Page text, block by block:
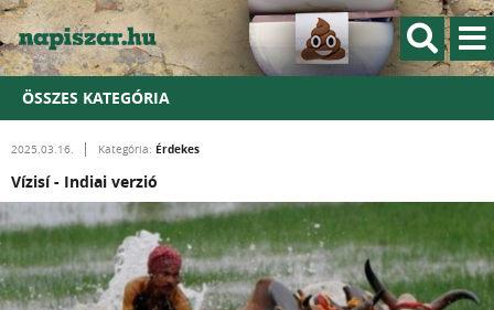
ÖSSZES KATEGÓRIA
2025.03.16. Kategória: Érdekes
Vízisí - Indiai verzió